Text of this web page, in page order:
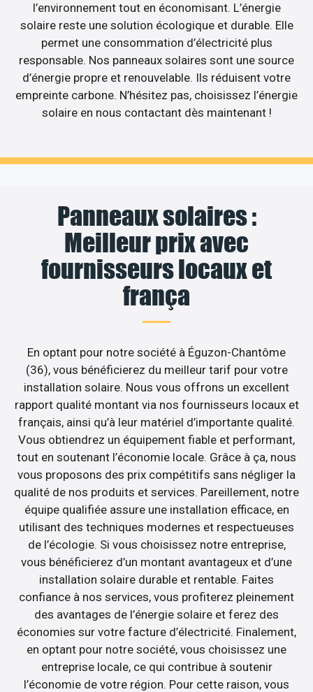
l’environnement tout en économisant. L’énergie
solaire reste une solution écologique et durable. Elle
permet une consommation d’électricité plus
responsable. Nos panneaux solaires sont une source
d’énergie propre et renouvelable. Ils réduisent votre
empreinte carbone. N’hésitez pas, choisissez l’énergie
solaire en nous contactant dès maintenant !
Panneaux solaires :
Meilleur prix avec
fournisseurs locaux et
frança
En optant pour notre société à Éguzon-Chantôme
(36), vous bénéficierez du meilleur tarif pour votre
installation solaire. Nous vous offrons un excellent
rapport qualité montant via nos fournisseurs locaux et
français, ainsi qu’à leur matériel d’importante qualité.
Vous obtiendrez un équipement fiable et performant,
tout en soutenant l’économie locale. Grâce à ça, nous
vous proposons des prix compétitifs sans négliger la
qualité de nos produits et services. Pareillement, notre
équipe qualifiée assure une installation efficace, en
utilisant des techniques modernes et respectueuses
de l’écologie. Si vous choisissez notre entreprise,
vous bénéficierez d’un montant avantageux et d’une
installation solaire durable et rentable. Faites
confiance à nos services, vous profiterez pleinement
des avantages de l’énergie solaire et ferez des
économies sur votre facture d’électricité. Finalement,
en optant pour notre société, vous choisissez une
entreprise locale, ce qui contribue à soutenir
l’économie de votre région. Pour cette raison, vous